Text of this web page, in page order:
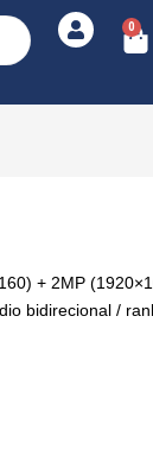
0
+ 2MP
bidirecional /